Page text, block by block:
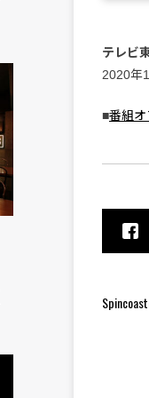
テレビ
2020年
■番組オ